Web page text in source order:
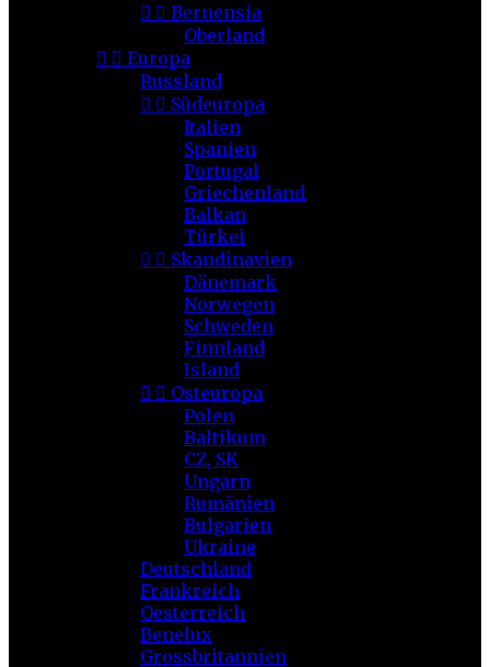
  Bernensia
Oberland
  Europa
Russland
  Südeuropa
Italien
Spanien
Portugal
Griechenland
Balkan
Türkei
  Skandinavien
Dänemark
Norwegen
Schweden
Finnland
Island
  Osteuropa
Polen
Baltikum
CZ, SK
Ungarn
Rumänien
Bulgarien
Ukraine
Deutschland
Frankreich
Oesterreich
Benelux
Grossbritannien